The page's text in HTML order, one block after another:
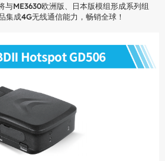
ME3630欧洲版、日本版模组形成系列组
集成4G无线通信能力，畅销全球！